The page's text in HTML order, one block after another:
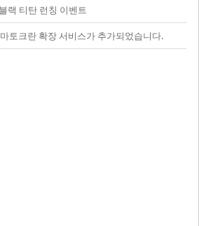
랙 티탄 런칭 이벤트
토크란 확장 서비스가 추가되었습니다.